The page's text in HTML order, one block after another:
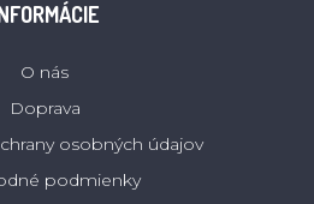
O nás
Doprava
osobných údajov
podmienky